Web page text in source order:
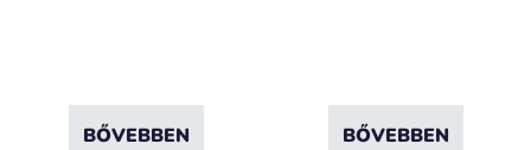
BŐVEBBEN BŐVEBBEN